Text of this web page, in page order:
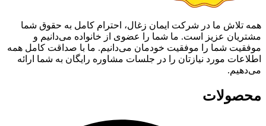
همه تلاش ما در شرکت ایمان زغال، احترام کامل به حقوق شما
مشتریان عزیز است. ما شما را عضوی از خانواده می‌دانیم و
موفقیت شما را موفقیت خودمان می‌دانیم. ما با صداقت کامل همه
اطلاعات مورد نیازتان را در جلسات مشاوره رایگان به شما ارائه
می‌دهیم.
محصولات